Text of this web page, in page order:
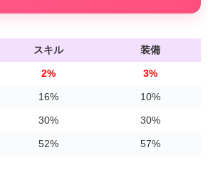
スキル 装備
2% 3%
16% 10%
30% 30%
52% 57%